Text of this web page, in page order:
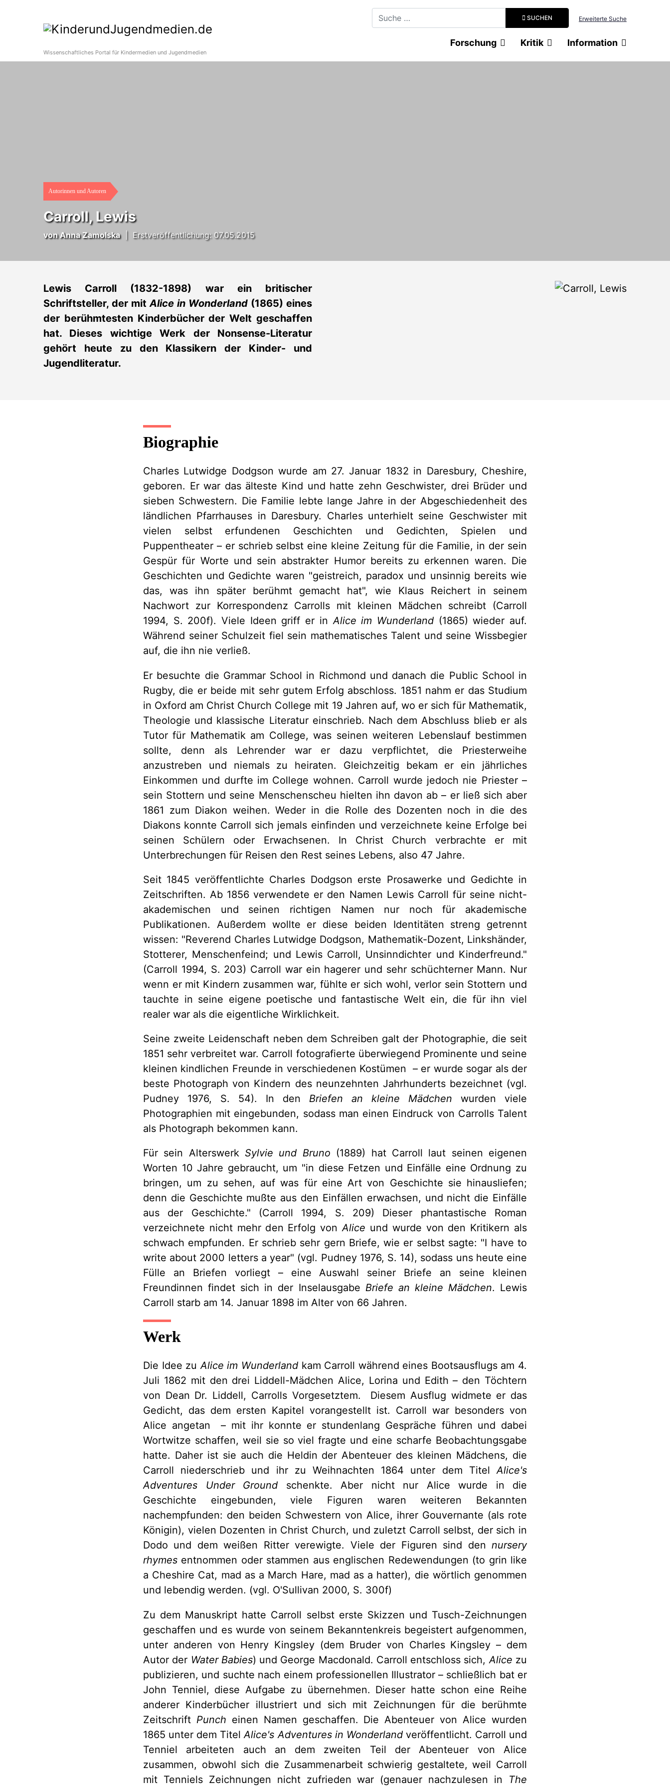
SUCHEN Erweiterte Suche
Wissenschaftliches Portal für Kindermedien und Jugendmedien
Forschung Kritik Information
Autorinnen und Autoren
Carroll, Lewis
vonAnna Zamolska| Erstveröffentlichung: 07.05.2015
Lewis Carroll (1832-1898) war ein britischer
Schriftsteller, der mitAlice in Wonderland (1865) eines
der berühmtesten Kinderbücher der Welt geschaffen
hat. Dieses wichtige Werk der Nonsense-Literatur
gehört heute zu den Klassikern der Kinder- und
Jugendliteratur.
Biographie
Charles Lutwidge Dodgson wurde am 27. Januar 1832 in Daresbury, Cheshire,
geboren. Er war das älteste Kind und hatte zehn Geschwister, drei Brüder und
sieben Schwestern. Die Familie lebte lange Jahre in der Abgeschiedenheit des
ländlichen Pfarrhauses in Daresbury. Charles unterhielt seine Geschwister mit
vielen selbst erfundenen Geschichten und Gedichten, Spielen und
Puppentheater – er schrieb selbst eine kleine Zeitung für die Familie, in der sein
Gespür für Worte und sein abstrakter Humor bereits zu erkennen waren. Die
Geschichten und Gedichte waren "geistreich, paradox und unsinnig bereits wie
das, was ihn später berühmt gemacht hat", wie Klaus Reichert in seinem
Nachwort zur Korrespondenz Carrolls mit kleinen Mädchen schreibt (Carroll
1994, S. 200f). Viele Ideen griff er inAlice im Wunderland (1865) wieder auf.
Während seiner Schulzeit fiel sein mathematisches Talent und seine Wissbegier
auf, die ihn nie verließ.
Er besuchte die Grammar School in Richmond und danach die Public School in
Rugby, die er beide mit sehr gutem Erfolg abschloss. 1851 nahm er das Studium
in Oxford am Christ Church College mit 19 Jahren auf, wo er sich für Mathematik,
Theologie und klassische Literatur einschrieb. Nach dem Abschluss blieb er als
Tutor für Mathematik am College, was seinen weiteren Lebenslauf bestimmen
sollte, denn als Lehrender war er dazu verpflichtet, die Priesterweihe
anzustreben und niemals zu heiraten. Gleichzeitig bekam er ein jährliches
Einkommen und durfte im College wohnen. Carroll wurde jedoch nie Priester –
sein Stottern und seine Menschenscheu hielten ihn davon ab – er ließ sich aber
1861 zum Diakon weihen. Weder in die Rolle des Dozenten noch in die des
Diakons konnte Carroll sich jemals einfinden und verzeichnete keine Erfolge bei
seinen Schülern oder Erwachsenen. In Christ Church verbrachte er mit
Unterbrechungen für Reisen den Rest seines Lebens, also 47 Jahre.
Seit 1845 veröffentlichte Charles Dodgson erste Prosawerke und Gedichte in
Zeitschriften. Ab 1856 verwendete er den Namen Lewis Carroll für seine nicht-
akademischen und seinen richtigen Namen nur noch für akademische
Publikationen. Außerdem wollte er diese beiden Identitäten streng getrennt
wissen: "Reverend Charles Lutwidge Dodgson, Mathematik-Dozent, Linkshänder,
Stotterer, Menschenfeind; und Lewis Carroll, Unsinndichter und Kinderfreund."
(Carroll 1994, S. 203) Carroll war ein hagerer und sehr schüchterner Mann. Nur
wenn er mit Kindern zusammen war, fühlte er sich wohl, verlor sein Stottern und
tauchte in seine eigene poetische und fantastische Welt ein, die für ihn viel
realer war als die eigentliche Wirklichkeit.
Seine zweite Leidenschaft neben dem Schreiben galt der Photographie, die seit
1851 sehr verbreitet war. Carroll fotografierte überwiegend Prominente und seine
kleinen kindlichen Freunde in verschiedenen Kostümen – er wurde sogar als der
beste Photograph von Kindern des neunzehnten Jahrhunderts bezeichnet (vgl.
Pudney 1976, S. 54). In den Briefen an kleine Mädchen wurden viele
Photographien mit eingebunden, sodass man einen Eindruck von Carrolls Talent
als Photograph bekommen kann.
Für sein Alterswerk Sylvie und Bruno (1889) hat Carroll laut seinen eigenen
Worten 10 Jahre gebraucht, um "in diese Fetzen und Einfälle eine Ordnung zu
bringen, um zu sehen, auf was für eine Art von Geschichte sie hinausliefen;
denn die Geschichte mußte aus den Einfällen erwachsen, und nicht die Einfälle
aus der Geschichte." (Carroll 1994, S. 209) Dieser phantastische Roman
verzeichnete nicht mehr den Erfolg vonAlice und wurde von den Kritikern als
schwach empfunden. Er schrieb sehr gern Briefe, wie er selbst sagte: "I have to
write about 2000 letters a year" (vgl. Pudney 1976, S. 14), sodass uns heute eine
Fülle an Briefen vorliegt – eine Auswahl seiner Briefe an seine kleinen
Freundinnen findet sich in der Inselausgabe Briefe an kleine Mädchen. Lewis
Carroll starb am 14. Januar 1898 im Alter von 66 Jahren.
Werk
Die Idee zuAlice im Wunderlandkam Carroll während eines Bootsausflugs am 4.
Juli 1862 mit den drei Liddell-Mädchen Alice, Lorina und Edith – den Töchtern
von Dean Dr. Liddell, Carrolls Vorgesetztem. Diesem Ausflug widmete er das
Gedicht, das dem ersten Kapitel vorangestellt ist. Carroll war besonders von
Alice angetan – mit ihr konnte er stundenlang Gespräche führen und dabei
Wortwitze schaffen, weil sie so viel fragte und eine scharfe Beobachtungsgabe
hatte. Daher ist sie auch die Heldin der Abenteuer des kleinen Mädchens, die
Carroll niederschrieb und ihr zu Weihnachten 1864 unter dem TitelAlice's
Adventures Under Ground schenkte. Aber nicht nur Alice wurde in die
Geschichte eingebunden, viele Figuren waren weiteren Bekannten
nachempfunden: den beiden Schwestern von Alice, ihrer Gouvernante (als rote
Königin), vielen Dozenten in Christ Church, und zuletzt Carroll selbst, der sich in
Dodo und dem weißen Ritter verewigte. Viele der Figuren sind den nursery
rhymes entnommen oder stammen aus englischen Redewendungen (to grin like
a Cheshire Cat, mad as a March Hare, mad as a hatter), die wörtlich genommen
und lebendig werden. (vgl. O'Sullivan 2000, S. 300f)
Zu dem Manuskript hatte Carroll selbst erste Skizzen und Tusch-Zeichnungen
geschaffen und es wurde von seinem Bekanntenkreis begeistert aufgenommen,
unter anderen von Henry Kingsley (dem Bruder von Charles Kingsley – dem
Autor der Water Babies) und George Macdonald. Carroll entschloss sich, Alice zu
publizieren, und suchte nach einem professionellen Illustrator – schließlich bat er
John Tenniel, diese Aufgabe zu übernehmen. Dieser hatte schon eine Reihe
anderer Kinderbücher illustriert und sich mit Zeichnungen für die berühmte
Zeitschrift Punch einen Namen geschaffen. Die Abenteuer von Alice wurden
1865 unter dem TitelAlice's Adventures in Wonderlandveröffentlicht. Carroll und
Tenniel arbeiteten auch an dem zweiten Teil der Abenteuer von Alice
zusammen, obwohl sich die Zusammenarbeit schwierig gestaltete, weil Carroll
mit Tenniels Zeichnungen nicht zufrieden war (genauer nachzulesen in The